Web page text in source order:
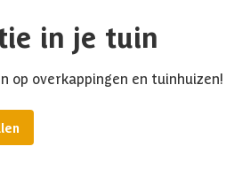
in je tuin
op overkappingen en tuinhuizen!